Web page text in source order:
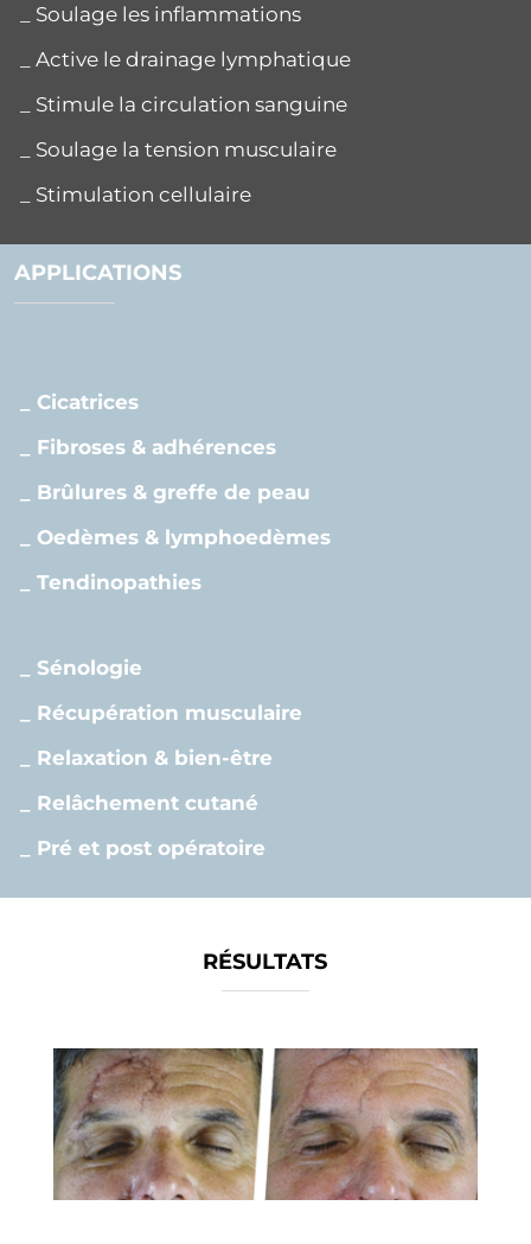
_ Soulage les inflammations
_ Active le drainage lymphatique
_ Stimule la circulation sanguine
_ Soulage la tension musculaire
_ Stimulation cellulaire
APPLICATIONS
_ Cicatrices
_ Fibroses & adhérences
_ Brûlures & greffe de peau
_ Oedèmes & lymphoedèmes
_ Tendinopathies
_ Sénologie
_ Récupération musculaire
_ Relaxation & bien-être
_ Relâchement cutané
_ Pré et post opératoire
RÉSULTATS